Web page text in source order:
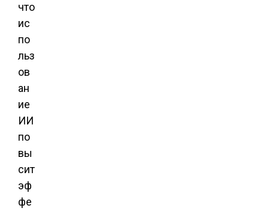
что
ис
по
льз
ов
ан
ие
ИИ
по
вы
сит
эф
фе